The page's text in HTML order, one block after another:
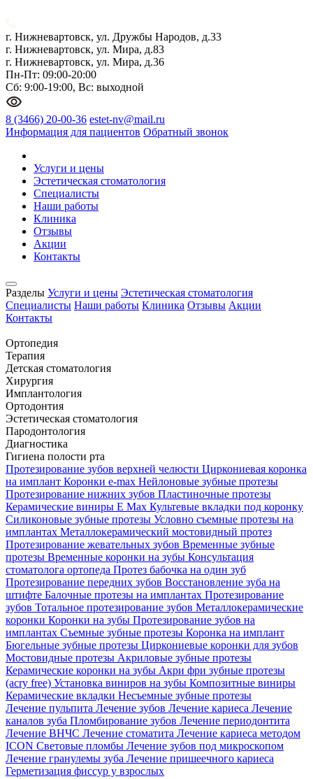
г. Нижневартовск, ул. Дружбы Народов, д.33
г. Нижневартовск, ул. Мира, д.83
г. Нижневартовск, ул. Мира, д.36
Пн-Пт: 09:00-20:00
Сб: 9:00-19:00, Вс: выходной
8 (3466) 20-00-36 estet-nv@mail.ru
Информация для пациентов Обратный звонок
Услуги и цены
Эстетическая стоматология
Специалисты
Наши работы
Клиника
Отзывы
Акции
Контакты
Разделы Услуги и цены Эстетическая стоматология
Специалисты Наши работы Клиника Отзывы Акции
Контакты
Ортопедия
Терапия
Детская стоматология
Хирургия
Имплантология
Ортодонтия
Эстетическая стоматология
Пародонтология
Диагностика
Гигиена полости рта
Протезирование зубов верхней челюсти Циркониевая коронка
на имплант Коронки e-max Нейлоновые зубные протезы
Протезирование нижних зубов Пластиночные протезы
Керамические виниры E Max Культевые вкладки под коронку
Силиконовые зубные протезы Условно съемные протезы на
имплантах Металлокерамический мостовидный протез
Протезирование жевательных зубов Временные зубные
протезы Временные коронки на зубы Консультация
стоматолога ортопеда Протез бабочка на один зуб
Протезирование передних зубов Восстановление зуба на
штифте Балочные протезы на имплантах Протезирование
зубов Тотальное протезирование зубов Металлокерамические
коронки Коронки на зубы Протезирование зубов на
имплантах Съемные зубные протезы Коронка на имплант
Бюгельные зубные протезы Циркониевые коронки для зубов
Мостовидные протезы Акриловые зубные протезы
Керамические коронки на зубы Акри фри зубные протезы
(acry free) Установка виниров на зубы Композитные виниры
Керамические вкладки Несъемные зубные протезы
Лечение пульпита Лечение зубов Лечение кариеса Лечение
каналов зуба Пломбирование зубов Лечение периодонтита
Лечение ВНЧС Лечение стоматита Лечение кариеса методом
ICON Световые пломбы Лечение зубов под микроскопом
Лечение гранулемы зуба Лечение пришеечного кариеса
Герметизация фиссур у взрослых